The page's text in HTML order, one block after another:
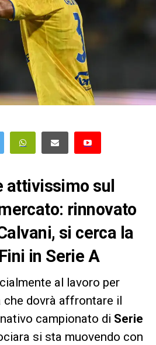
attivissimo sul
rinnovato
si cerca la
in Serie A
al lavoro per
dovrà affrontare il
campionato di Serie
si sta muovendo con